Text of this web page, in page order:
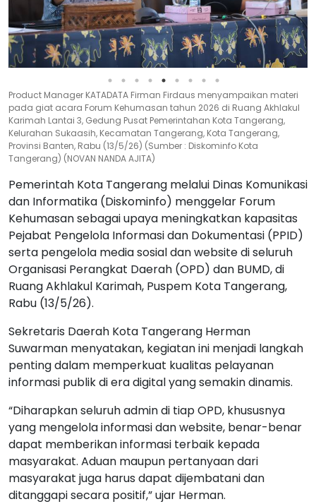
Product Manager KATADATA Firman Firdaus menyampaikan materi
pada giat acara Forum Kehumasan tahun 2026 di Ruang Akhlakul
Karimah Lantai 3, Gedung Pusat Pemerintahan Kota Tangerang,
Kelurahan Sukaasih, Kecamatan Tangerang, Kota Tangerang,
Provinsi Banten, Rabu (13/5/26) (Sumber : Diskominfo Kota
Tangerang) (NOVAN NANDA AJITA)
Pemerintah Kota Tangerang melalui Dinas Komunikasi
dan Informatika (Diskominfo) menggelar Forum
Kehumasan sebagai upaya meningkatkan kapasitas
Pejabat Pengelola Informasi dan Dokumentasi (PPID)
serta pengelola media sosial dan website di seluruh
Organisasi Perangkat Daerah (OPD) dan BUMD, di
Ruang Akhlakul Karimah, Puspem Kota Tangerang,
Rabu (13/5/26).
Sekretaris Daerah Kota Tangerang Herman
Suwarman menyatakan, kegiatan ini menjadi langkah
penting dalam memperkuat kualitas pelayanan
informasi publik di era digital yang semakin dinamis.
“Diharapkan seluruh admin di tiap OPD, khususnya
yang mengelola informasi dan website, benar-benar
dapat memberikan informasi terbaik kepada
masyarakat. Aduan maupun pertanyaan dari
masyarakat juga harus dapat dijembatani dan
ditanggapi secara positif,” ujar Herman.